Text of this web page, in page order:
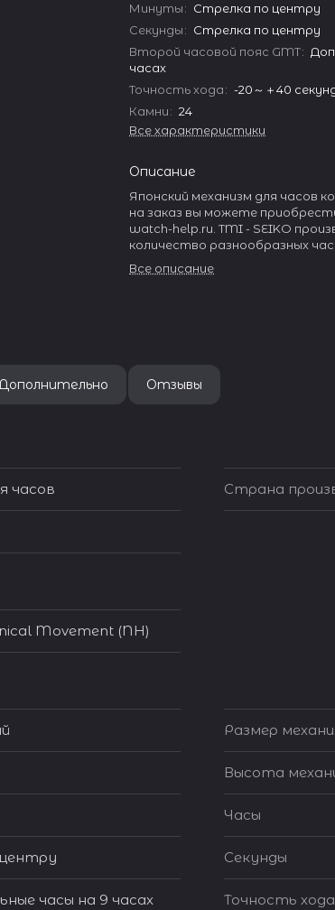
Минуты: Стрелка по центру
Секунды: Стрелка по центру
Второй часовой пояс GMT:
часах
Точность хода: -20～＋40
Камни: 24
Все характеристики
Описание
Японский механизм для часов
на заказ вы можете
watch-help.ru. TMI - SEIKO
количество разнообразных
Все описание
Дополнительно Отзывы
часов Страна
Movement (NH)
Размер
Высота
Часы
Секунды
часы на 9 часах Точность хода